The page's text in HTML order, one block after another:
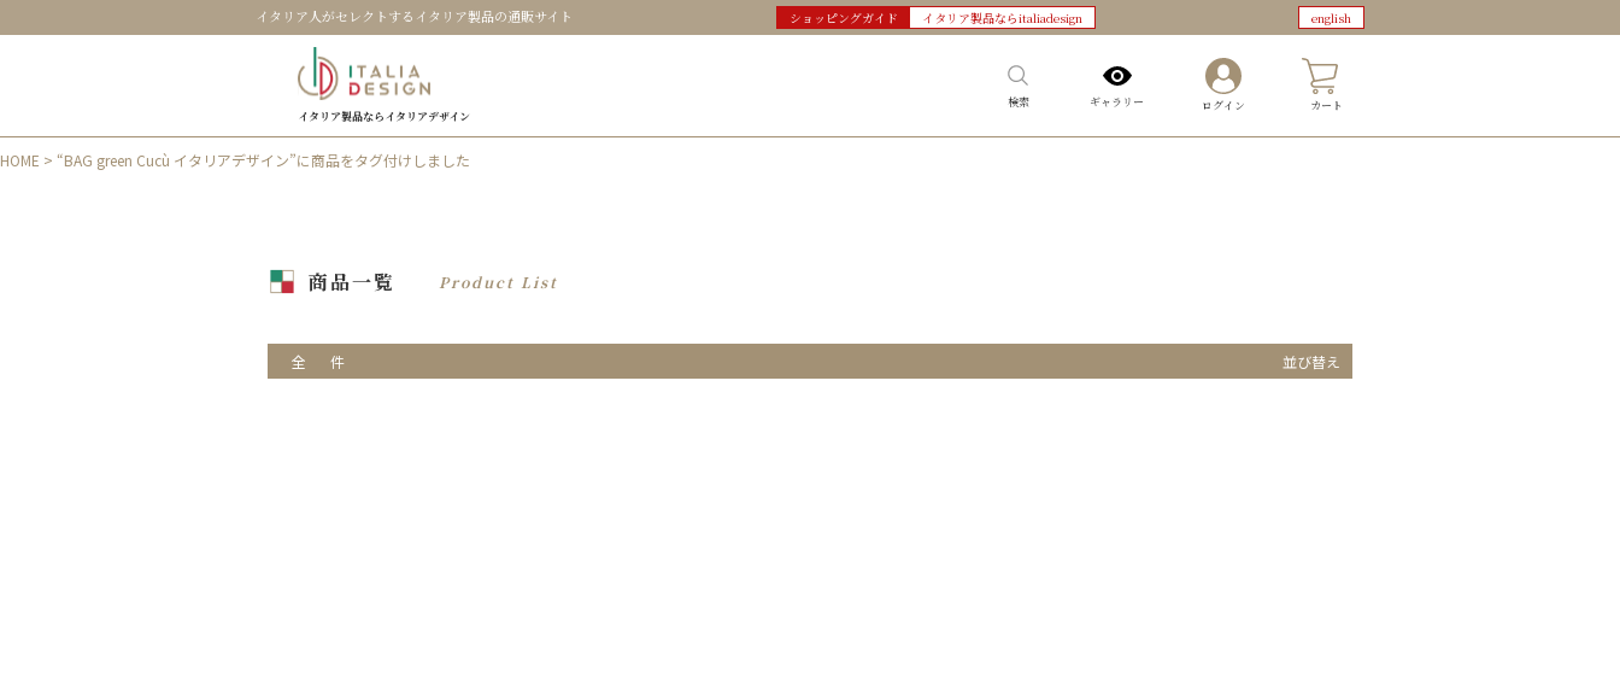
イタリア人がセレクトするイタリア製品の通販サイト ショッピングガイド イタリア製品ならitaliadesign english
イタリア製品ならイタリアデザイン
検索 ギャラリー ログイン カート
HOME > “BAG green Cucù イタリアデザイン”に商品をタグ付けしました
商品一覧 Product List
全 件 並び替え